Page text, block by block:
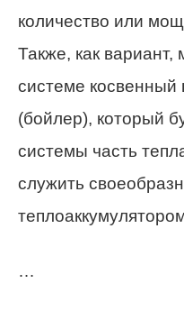
количество или
Также, как вариант,
системе косвенный
(бойлер), который
системы часть
служить
…